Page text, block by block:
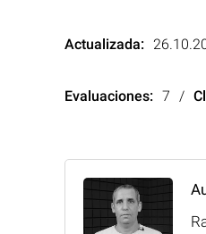
Actualizada:
Evaluaciones: 7 /